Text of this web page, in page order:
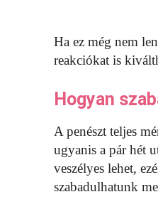
Ha ez még nem
reakciókat is
Hogyan
A penészt teljes
ugyanis a pár hét
veszélyes lehet,
szabadulhatunk